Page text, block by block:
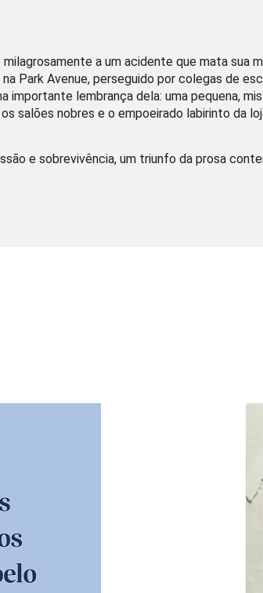
a um acidente que mata sua
Park Avenue, perseguido por colegas de
importante lembrança dela: uma pequena,
salões nobres e o empoeirado labirinto da
e sobrevivência, um triunfo da prosa